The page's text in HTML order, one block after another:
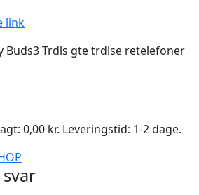
link
Buds3 Trdls gte trdlse retelefoner
0,00 kr. Leveringstid: 1-2 dage.